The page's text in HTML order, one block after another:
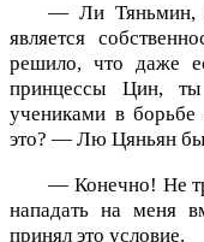
— Ли Тяньмин,
является
решило, что даже
принцессы Цин,
учениками в
это? — Лю Цяньян
— Конечно! Не
нападать на меня
принял это условие.